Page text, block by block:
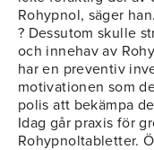
Rohypnol, säger han.
? Dessutom skulle
och innehav av
har en preventiv
motivationen som
polis att bekämpa
Idag går praxis för
Rohypnoltabletter.